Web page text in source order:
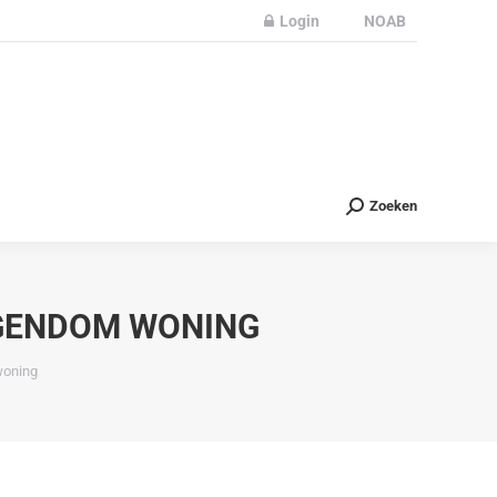
Login NOAB
Zoeken
WONING
Partners Nieuws Contact Zoeken